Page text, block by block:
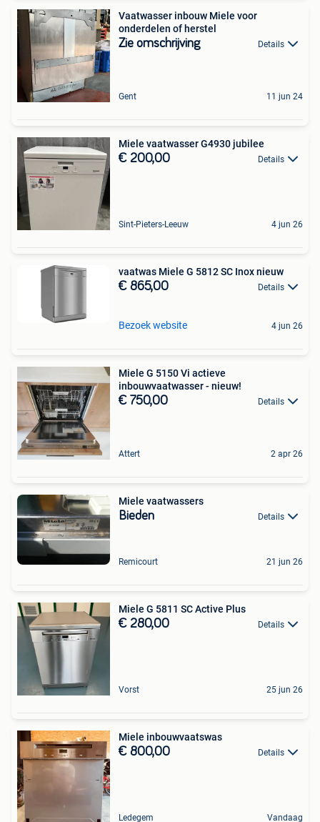
Vaatwasser inbouw Miele voor
onderdelen of herstel
Zie omschrijving Details
Gent 11 jun 24
Miele vaatwasser G4930 jubilee
€ 200,00 Details
Sint-Pieters-Leeuw 4 jun 26
vaatwas Miele G 5812 SC Inox nieuw
€ 865,00 Details
Bezoek website 4 jun 26
Miele G 5150 Vi actieve
inbouwvaatwasser - nieuw!
€ 750,00 Details
Attert 2 apr 26
Miele vaatwassers
Bieden Details
Remicourt 21 jun 26
Miele G 5811 SC Active Plus
€ 280,00 Details
Vorst 25 jun 26
Miele inbouwvaatswas
€ 800,00 Details
Ledegem Vandaag